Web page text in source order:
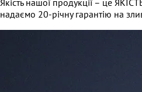
Якість нашої продукції – це
надаємо 20-річну гарантію на